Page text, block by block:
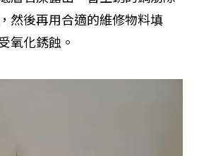
然後再用合適的維修物料填
氧化銹蝕。